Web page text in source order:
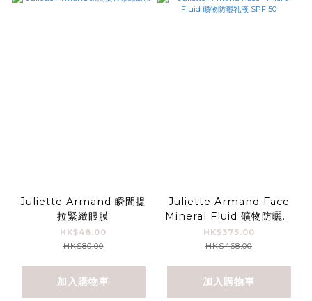
Juliette Armand 瞬間提
拉緊緻眼膜
HK$48.00
HK$80.00
加入購物車
Juliette Armand Face
Mineral Fluid 礦物防曬乳
液 SPF 50
HK$375.00
HK$468.00
加入購物車